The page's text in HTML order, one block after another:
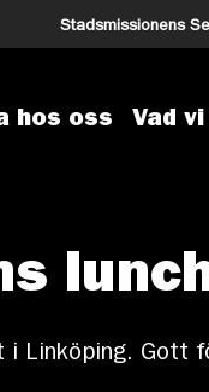
Stadsmissionens
hos oss Vad
i Linköping. Gott